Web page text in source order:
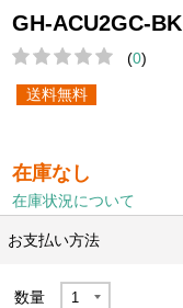
GH-ACU2GC-BK
(0)
送料無料
在庫なし
在庫状況について
お支払い方法
数量